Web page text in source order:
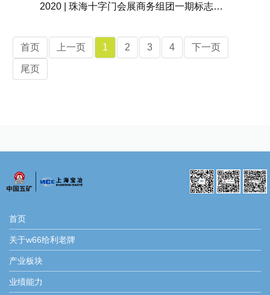
2020 | 珠海十字门会展商务组团一期标志性塔楼（办公酒店）工程
首页 上一页 1 2 3 4 下一页
尾页
首页
关于w66给利老牌
产业板块
业绩能力